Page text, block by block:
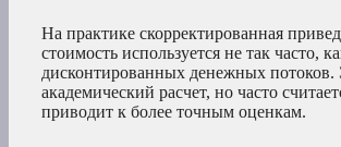
На практике скорректированная
стоимость используется не так часто,
дисконтированных денежных потоков.
академический расчет, но часто
приводит к более точным оценкам.